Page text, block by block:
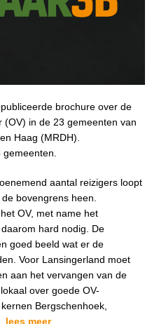
brochure over de
in de 23 gemeenten van
Haag (MRDH).
aantal reizigers loopt
bovengrens heen.
OV, met name het
hard nodig. De
goed beeld wat er de
Voor Lansingerland moet
aan het vervangen van de
over goede OV-
Bergschenhoek,
lees meer